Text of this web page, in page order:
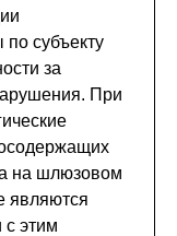
субъекту
за
При
на шлюзовом
являются
с этим